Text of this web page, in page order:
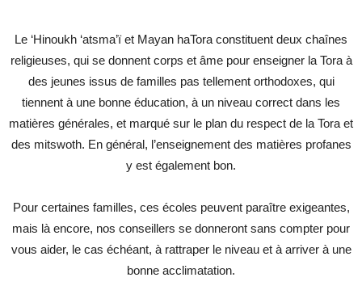
Le ‘Hinoukh ‘atsma’ï et Mayan haTora constituent deux chaînes
religieuses, qui se donnent corps et âme pour enseigner la Tora à
des jeunes issus de familles pas tellement orthodoxes, qui
tiennent à une bonne éducation, à un niveau correct dans les
matières générales, et marqué sur le plan du respect de la Tora et
des mitswoth. En général, l’enseignement des matières profanes
y est également bon.
Pour certaines familles, ces écoles peuvent paraître exigeantes,
mais là encore, nos conseillers se donneront sans compter pour
vous aider, le cas échéant, à rattraper le niveau et à arriver à une
bonne acclimatation.